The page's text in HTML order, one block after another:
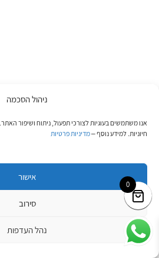
ניהול הסכמה
אנו משתמשים בעוגיות לצורכי תפעול, ניתוח ושיפור
חיוניות. למידע נוסף –מדיניות פרטיות
אישור
סירוב
נהל העדפות
0